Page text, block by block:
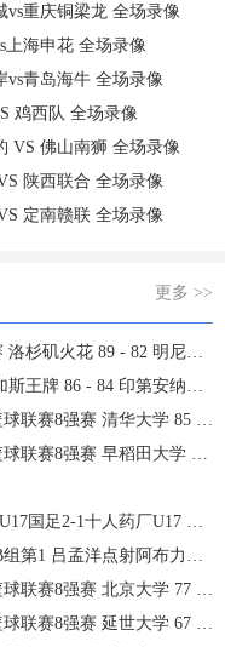
vs重庆铜梁龙 全场录像
上海申花 全场录像
vs青岛海牛 全场录像
鸡西队 全场录像
VS 佛山南狮 全场录像
陕西联合 全场录像
定南赣联 全场录像
更多 >>
89 - 82 明尼苏达山猫 全场集锦
- 84 印第安纳狂热 全场集锦
华大学 85 - 81 菲律宾大学 集锦
稻田大学 78 - 71 高丽大学 集锦
药厂U17 赵松源登场1分钟传射
点射阿布力米破门 将战A组第2
京大学 77 - 79 上海交通大学 集锦
延世大学 67 - 72 政治大学 集锦